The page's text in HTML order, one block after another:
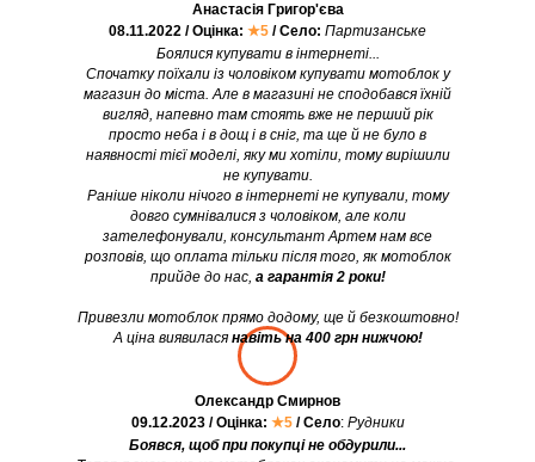
Боявся, щоб при покупці не обдурили...
Олександр Смирнов
09.12.2023 / Оцінка: ★5 / Село: Рудники
Боялися купувати в інтернеті...
Спочатку поїхали із чоловіком купувати мотоблок у
магазин до міста. Але в магазині не сподобався їхній
вигляд, напевно там стоять вже не перший рік
просто неба і в дощ і в сніг, та ще й не було в
наявності тієї моделі, яку ми хотіли, тому вирішили
не купувати.
Раніше ніколи нічого в інтернеті не купували, тому
довго сумнівалися з чоловіком, але коли
зателефонували, консультант Артем нам все
розповів, що оплата тільки після того, як мотоблок
прийде до нас, а гарантія 2 роки!
Привезли мотоблок прямо додому, ще й безкоштовно!
А ціна виявилася навіть на 400 грн нижчою!
Анастасія Григор'єва
08.11.2022 / Оцінка: ★5 / Село: Партизанське